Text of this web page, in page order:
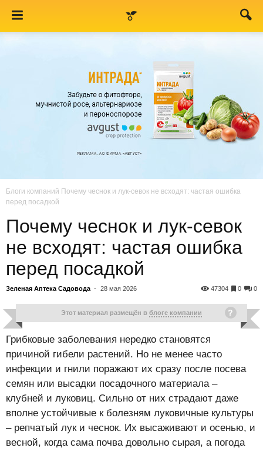
Блоги компаний Почему чеснок и лук-севок не всходят: частая ошибка
перед посадкой
Почему чеснок и лук-севок
не всходят: частая ошибка
перед посадкой
Зеленая Аптека Садовода - 28 мая 2026 0
0
47304
Этот материал размещён в блоге компании
Грибковые заболевания нередко становятся
причиной гибели растений. Но не менее часто
инфекции и гнили поражают их сразу после посева
семян или высадки посадочного материала –
клубней и луковиц. Сильно от них страдают даже
вполне устойчивые к болезням луковичные культуры
– репчатый лук и чеснок. Их высаживают и осенью, и
весной, когда сама почва довольно сырая, а погода